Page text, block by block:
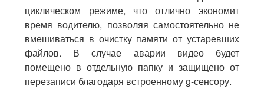
циклическом режиме, что отлично экономит
время водителю, позволяя самостоятельно не
вмешиваться в очистку памяти от устаревших
файлов. В случае аварии видео будет
помещено в отдельную папку и защищено от
перезаписи благодаря встроенномуg-сенсору.